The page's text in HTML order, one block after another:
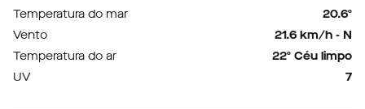
Temperatura do mar
20.6º
Vento
21.6 km/h - N
Temperatura do ar
22º Céu limpo
UV
7